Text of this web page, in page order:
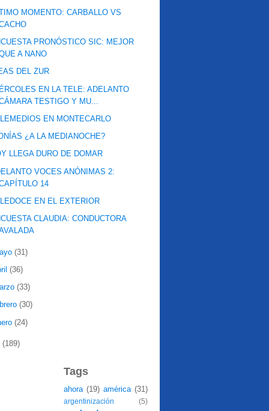
MOMENTO: CARBALLO VS
PRONÓSTICO SIC: MEJOR
A NANO
DEL ZUR
EN LA TELE: ADELANTO
TESTIGO Y MU...
EN MONTECARLO
¿A LA MEDIANOCHE?
LLEGA DURO DE DOMAR
VOCES ANÓNIMAS 2:
14
EN EL EXTERIOR
CLAUDIA: CONDUCTORA
(31)
(36)
(33)
(30)
(24)
(189)
Tags
ahora (19) américa (31)
argentinización (5)